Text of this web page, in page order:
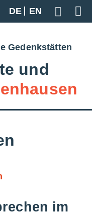
DE
EN
Geben
Gesamtübersicht
Gedenkstätten
und
im